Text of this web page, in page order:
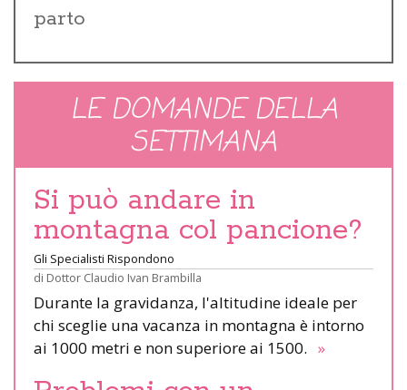
parto
LE DOMANDE DELLA
SETTIMANA
Si può andare in
montagna col pancione?
Gli Specialisti Rispondono
di Dottor Claudio Ivan Brambilla
Durante la gravidanza, l'altitudine ideale per
chi sceglie una vacanza in montagna è intorno
ai 1000 metri e non superiore ai 1500. »